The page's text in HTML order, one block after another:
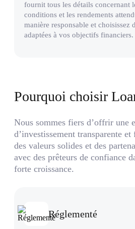
fournit tous les détails concernant
conditions et les rendements
manière responsable et choisissez
adaptées à vos objectifs financiers.
Pourquoi choisir
Nous sommes fiers d’offrir une
d’investissement transparente
des valeurs solides et des
avec des prêteurs de confiance
forte croissance.
Réglementé